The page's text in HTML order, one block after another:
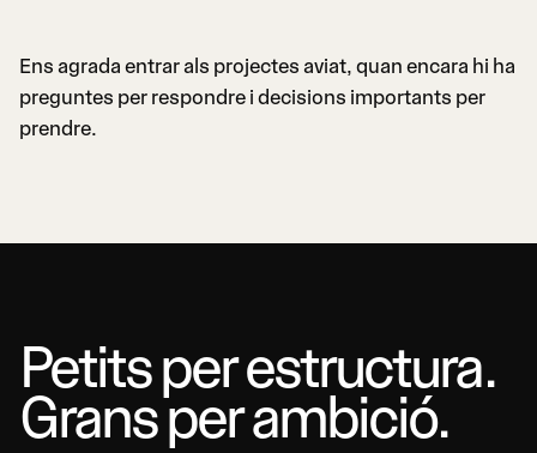
Ens agrada entrar als projectes aviat, quan encara hi ha
preguntes per respondre i decisions importants per
prendre.
Petits per estructura.
Grans per ambició.